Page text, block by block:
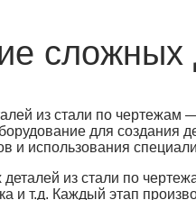
из стали по чертежам
для создания
и использования
из стали по
и т.д. Каждый этап